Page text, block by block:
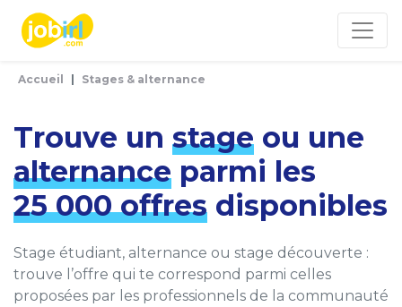
Accueil Stages & alternance
Trouve un stage ou une
alternance parmi les
25 000 offres disponibles
Stage étudiant, alternance ou stage découverte :
trouve l’offre qui te correspond parmi celles
proposées par les professionnels de la communauté
Panneau de gestion des cookies